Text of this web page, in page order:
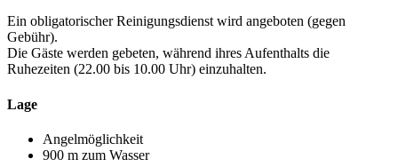
Ein obligatorischer Reinigungsdienst wird angeboten (gegen
Gebühr).
Die Gäste werden gebeten, während ihres Aufenthalts die
Ruhezeiten (22.00 bis 10.00 Uhr) einzuhalten.
Lage
Angelmöglichkeit
900 m zum Wasser